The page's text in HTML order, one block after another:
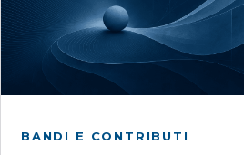
BANDI E CONTRIBUTI